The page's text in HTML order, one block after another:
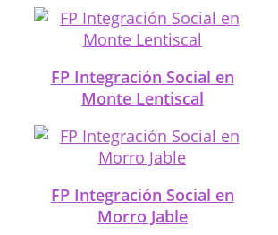
FP Integración Social en
Monte Lentiscal
FP Integración Social en
Morro Jable